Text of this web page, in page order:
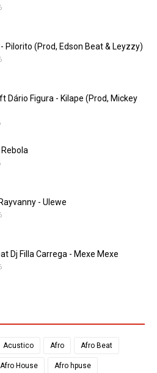
Pilorito (Prod, Edson Beat & Leyzzy)
Dário Figura - Kilape (Prod, Mickey
- Ulewe
Dj Filla Carrega - Mexe Mexe
Acustico Afro Afro Beat
Afro House Afro hpuse